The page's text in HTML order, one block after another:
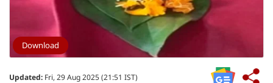
Download
Updated: Fri, 29 Aug 2025 (21:51 IST)